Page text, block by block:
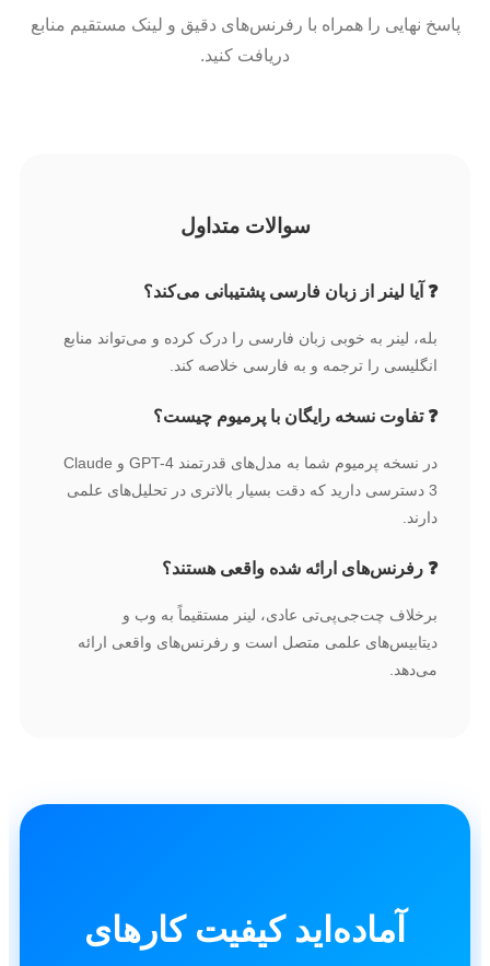
پاسخ نهایی را همراه با رفرنس‌های دقیق و لینک مستقیم منابع
دریافت کنید.
سوالات متداول
❓ آیا لینر از زبان فارسی پشتیبانی می‌کند؟
بله، لینر به خوبی زبان فارسی را درک کرده و می‌تواند منابع
انگلیسی را ترجمه و به فارسی خلاصه کند.
❓ تفاوت نسخه رایگان با پرمیوم چیست؟
در نسخه پرمیوم شما به مدل‌های قدرتمند GPT-4 و Claude
3 دسترسی دارید که دقت بسیار بالاتری در تحلیل‌های علمی
دارند.
❓ رفرنس‌های ارائه شده واقعی هستند؟
برخلاف چت‌جی‌پی‌تی عادی، لینر مستقیماً به وب و
دیتابیس‌های علمی متصل است و رفرنس‌های واقعی ارائه
می‌دهد.
آماده‌اید کیفیت کارهای